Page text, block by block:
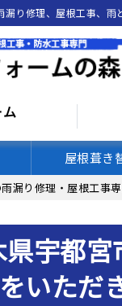
漏り修理、屋根工事、
屋根葺き
漏り修理・屋根工事
県宇都
いただ